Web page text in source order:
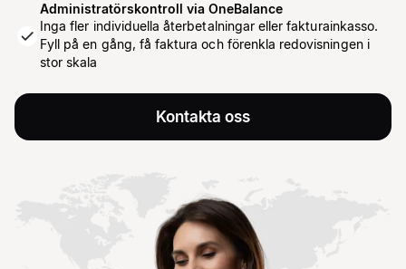
Administratörskontroll via OneBalance
Inga fler individuella återbetalningar eller fakturainkasso.
Fyll på en gång, få faktura och förenkla redovisningen i
stor skala
Kontakta oss